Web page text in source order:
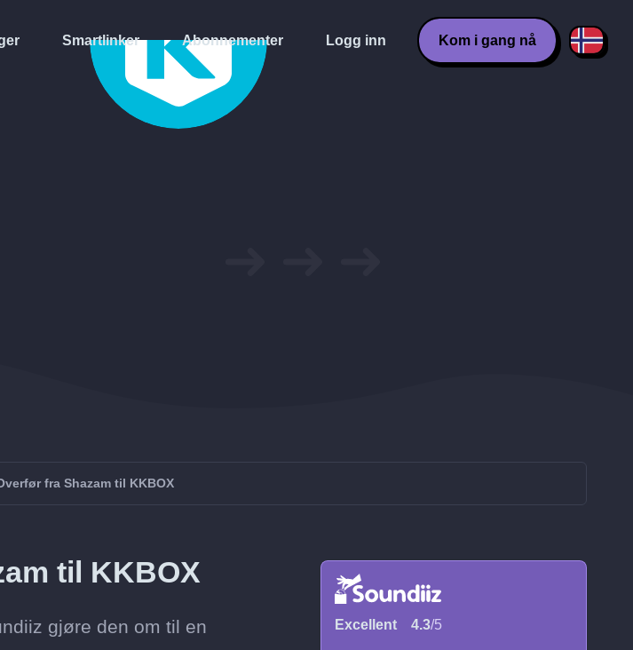
Smartlinker Abonnementer Logg inn Kom i gang nå
fra Shazam til KKBOX
til KKBOX
gjøre den om til en
Excellent 4.3/5